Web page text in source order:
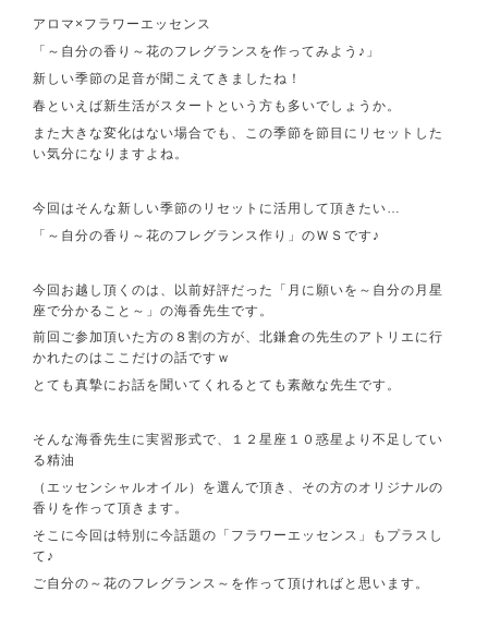
アロマ×フラワーエッセンス
「～自分の香り～花のフレグランスを作ってみよう♪」
新しい季節の足音が聞こえてきましたね！
春といえば新生活がスタートという方も多いでしょうか。
また大きな変化はない場合でも、この季節を節目にリセットした
い気分になりますよね。
今回はそんな新しい季節のリセットに活用して頂きたい…
「～自分の香り～花のフレグランス作り」のＷＳです♪
今回お越し頂くのは、以前好評だった「月に願いを～自分の月星
座で分かること～」の海香先生です。
前回ご参加頂いた方の８割の方が、北鎌倉の先生のアトリエに行
かれたのはここだけの話ですｗ
とても真摯にお話を聞いてくれるとても素敵な先生です。
そんな海香先生に実習形式で、１２星座１０惑星より不足してい
る精油
（エッセンシャルオイル）を選んで頂き、その方のオリジナルの
香りを作って頂きます。
そこに今回は特別に今話題の「フラワーエッセンス」もプラスし
て♪
ご自分の～花のフレグランス～を作って頂ければと思います。